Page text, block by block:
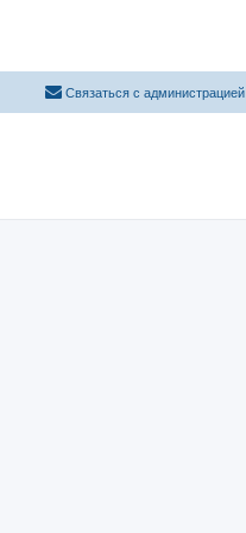
Связаться с администрацией